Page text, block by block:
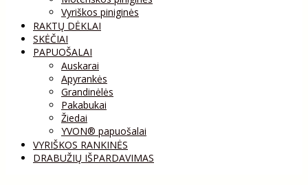
Vyriškos piniginės
RAKTŲ DĖKLAI
SKĖČIAI
PAPUOŠALAI
Auskarai
Apyrankės
Grandinėlės
Pakabukai
Žiedai
YVON® papuošalai
VYRIŠKOS RANKINĖS
DRABUŽIŲ IŠPARDAVIMAS